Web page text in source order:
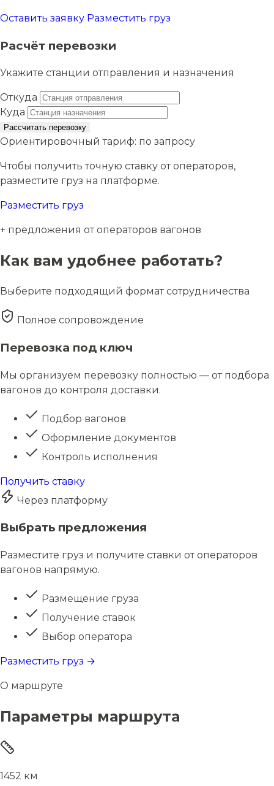
Оставить заявку Разместить груз
Расчёт перевозки
Укажите станции отправления и назначения
Откуда
Куда
Рассчитать перевозку
Ориентировочный тариф: по запросу
Чтобы получить точную ставку от операторов,
разместите груз на платформе.
Разместить груз
+ предложения от операторов вагонов
Как вам удобнее работать?
Выберите подходящий формат сотрудничества
Полное сопровождение
Перевозка под ключ
Мы организуем перевозку полностью — от подбора
вагонов до контроля доставки.
Подбор вагонов
Оформление документов
Контроль исполнения
Получить ставку
Через платформу
Выбрать предложения
Разместите груз и получите ставки от операторов
вагонов напрямую.
Размещение груза
Получение ставок
Выбор оператора
Разместить груз →
О маршруте
Параметры маршрута
1452 км